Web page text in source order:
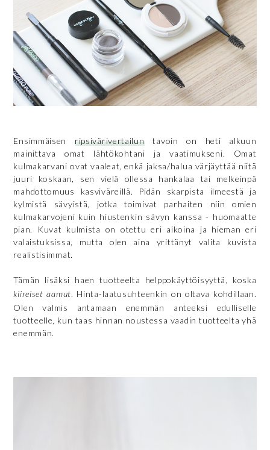
Ensimmäisen ripsivärivertailuntavoin on heti alkuun
mainittava omat lähtökohtani ja vaatimukseni. Omat
kulmakarvani ovat vaaleat, enkä jaksa/halua värjäyttää niitä
juuri koskaan, sen vielä ollessa hankalaa tai melkeinpä
mahdottomuus kasviväreillä. Pidän skarpista ilmeestä ja
kylmistä sävyistä, jotka toimivat parhaiten niin omien
kulmakarvojeni kuin hiustenkin sävyn kanssa - huomaatte
pian. Kuvat kulmista on otettu eri aikoina ja hieman eri
valaistuksissa, mutta olen aina yrittänyt valita kuvista
realistisimmat.
Tämän lisäksi haen tuotteelta helppokäyttöisyyttä, koska
kiireiset aamut. Hinta-laatusuhteenkin on oltava kohdillaan.
Olen valmis antamaan enemmän anteeksi edulliselle
tuotteelle, kun taas hinnan noustessa vaadin tuotteelta yhä
enemmän.